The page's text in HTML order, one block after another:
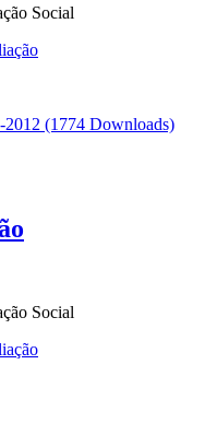
Social
2012 (1774 Downloads)
Social